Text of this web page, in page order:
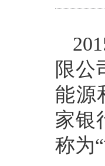
限公
能源
家银
称为